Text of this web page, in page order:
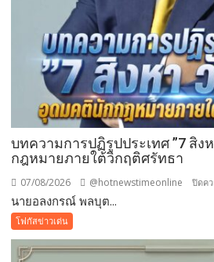
บทความการปฏิรูปประเทศ ”7 สิ
กฎหมายภายใต้วิกฤติศรัทธา
07/08/2026 @hotnewstimeonline ปิดค
นายอลงกรณ์ พลบุต...
โฟกัสข่าวเด่น